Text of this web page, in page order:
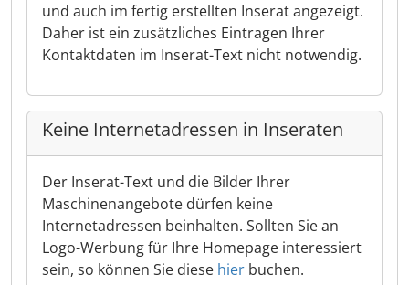
und auch im fertig erstellten Inserat angezeigt.
Daher ist ein zusätzliches Eintragen Ihrer
Kontaktdaten im Inserat-Text nicht notwendig.
Keine Internetadressen in Inseraten
Der Inserat-Text und die Bilder Ihrer
Maschinenangebote dürfen keine
Internetadressen beinhalten. Sollten Sie an
Logo-Werbung für Ihre Homepage interessiert
sein, so können Sie diese hier buchen.